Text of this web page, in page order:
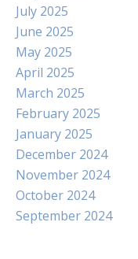
July 2025
June 2025
May 2025
April 2025
March 2025
February 2025
January 2025
December 2024
November 2024
October 2024
September 2024